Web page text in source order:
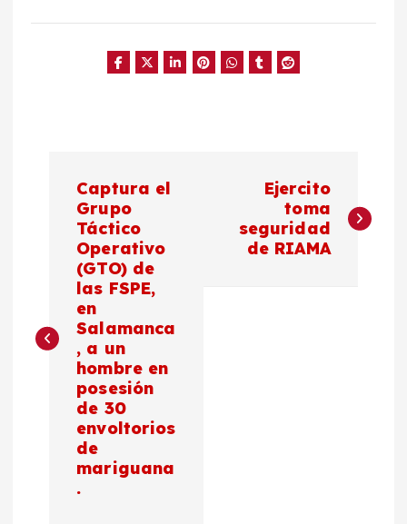
g
Captura el
Grupo
Táctico
Operativo
(GTO) de
las FSPE,
en
Salamanca
, a un
hombre en
posesión
de 30
envoltorios
de
mariguana
.
Ejercito
toma
seguridad
de RIAMA